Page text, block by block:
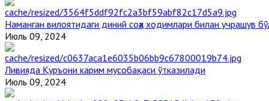
Наманган вилоятидаги диний соҳа ходимлари билан учрашув
Июль 09, 2024
Ливияда Қуръони карим мусобақаси ўтказилади
Июль 09, 2024